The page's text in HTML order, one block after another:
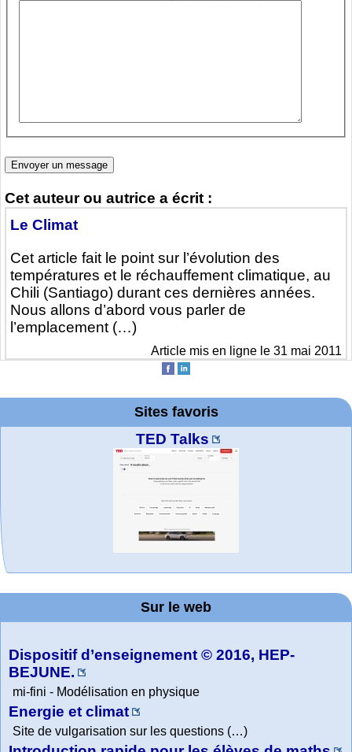
Cet auteur ou autrice a écrit :
Le Climat
Cet article fait le point sur l’évolution des
températures et le réchauffement climatique, au
Chili (Santiago) durant ces dernières années.
Nous allons d’abord vous parler de
l’emplacement (…)
Article mis en ligne le 31 mai 2011
Sites favoris
La société 2018
expliquée à mon
grand-père
TED Talks
Wolfram web
resources
Wolfram
Mathematica
Tutorial
Collection
Arts-Scènes
Wolfram
Education Portal
MATHCURVE.CO
M
Online math
practice and
lessons
Wolfram
Demonstrations
Project. College
Physics
WolframTones :
Generate a
Composition
Sur le web
Dispositif d’enseignement © 2016, HEP-
BEJUNE.
mi-fini - Modélisation en physique
Energie et climat
Site de vulgarisation sur les questions (…)